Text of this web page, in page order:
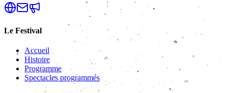
Le Festival
Accueil
Histoire
Programme
Spectacles programmés